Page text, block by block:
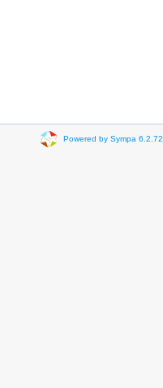
Powered by Sympa 6.2.72